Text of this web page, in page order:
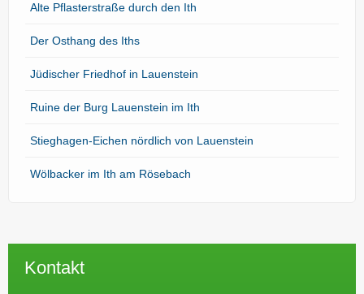
Alte Pflasterstraße durch den Ith
Der Osthang des Iths
Jüdischer Friedhof in Lauenstein
Ruine der Burg Lauenstein im Ith
Stieghagen-Eichen nördlich von Lauenstein
Wölbacker im Ith am Rösebach
Kontakt